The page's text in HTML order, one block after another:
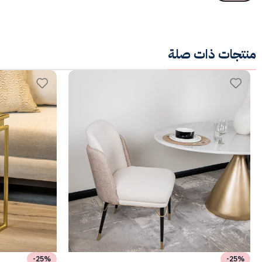
منتجات ذات صلة
-25%
-25%